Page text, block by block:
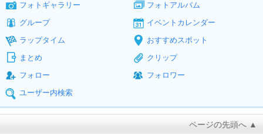
フォトギャラリー
フォトアルバム
グループ
イベントカレンダー
ラップタイム
おすすめスポット
まとめ
クリップ
フォロー
フォロワー
ユーザー内検索
ページの先頭へ ▲